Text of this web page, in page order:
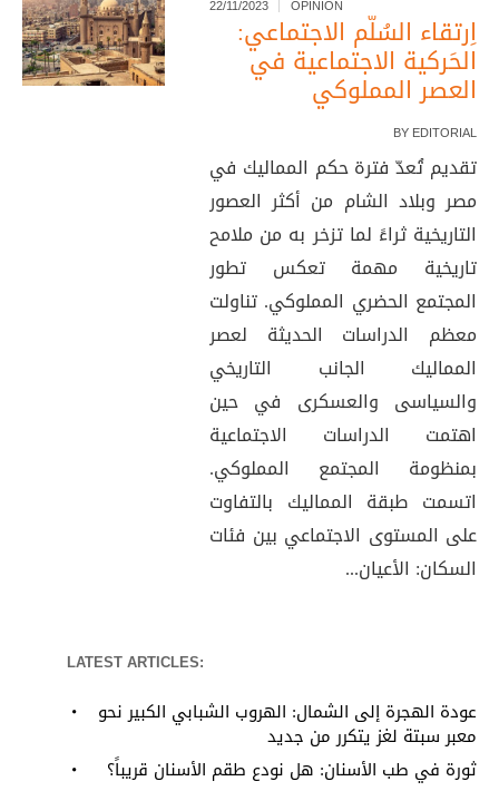
22/11/2023 OPINION
اِرتقاء السُلّم الاجتماعي:
الحَركية الاجتماعية في
العصر المملوكي
BY EDITORIAL
تقديم تُعدّ فترة حكم المماليك في
مصر وبلاد الشام من أكثر العصور
التاريخية ثراءً لما تزخر به من ملامح
تاريخية مهمة تعكس تطور
المجتمع الحضري المملوكي. تناولت
معظم الدراسات الحدیثة لعصر
المماليك الجانب التاريخي
والسیاسی والعسكری في حين
اهتمت الدراسات الاجتماعية
بمنظومة المجتمع المملوكي.
اتسمت طبقة المماليك بالتفاوت
على المستوى الاجتماعي بين فئات
السكان: الأعيان...
LATEST ARTICLES:
عودة الهجرة إلى الشمال: الهروب الشبابي الكبير نحو
معبر سبتة لغز يتكرر من جديد
ثورة في طب الأسنان: هل نودع طقم الأسنان قريباً؟